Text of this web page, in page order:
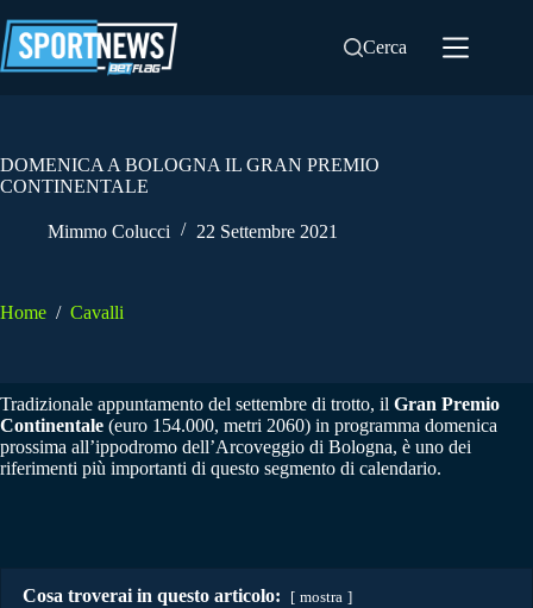
al
contenuto
Cerca
DOMENICA A BOLOGNA IL GRAN PREMIO
CONTINENTALE
Mimmo Colucci 22 Settembre 2021
Home / Cavalli
Tradizionale appuntamento del settembre di trotto, il Gran Premio
Continentale (euro 154.000, metri 2060) in programma domenica
prossima all’ippodromo dell’Arcoveggio di Bologna, è uno dei
riferimenti più importanti di questo segmento di calendario.
Cosa troverai in questo articolo: mostra